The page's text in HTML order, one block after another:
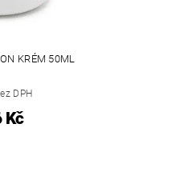
KRÉM 50ML
DPH
Kč